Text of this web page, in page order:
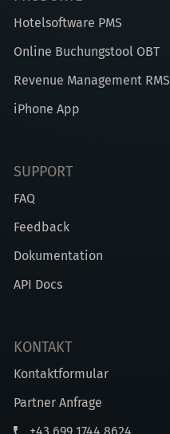
Hotelsoftware PMS
Online Buchungstool OBT
Revenue Management RMS
iPhone App
SUPPORT
FAQ
Feedback
Dokumentation
API Docs
KONTAKT
Kontaktformular
Partner Anfrage